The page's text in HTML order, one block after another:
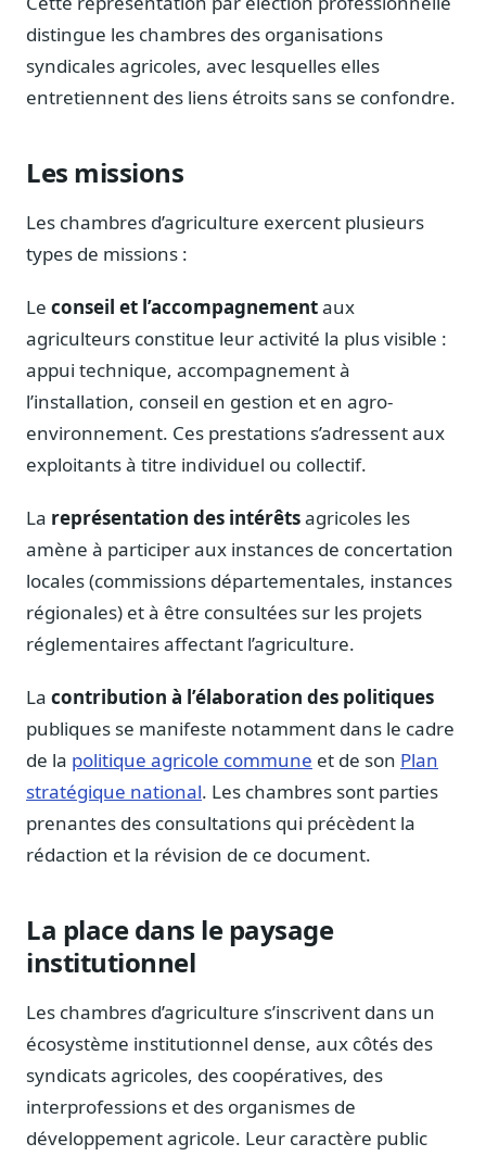
Six cas pour gagner du temps
Conseil (Advisory)
Consultants seniors, plateforme Legiwatch incluse
17 guides sur le Parlement, la procédure, le plaidoyer
Blog & Podcast Hémicycle
Lexique parlementaire
1027 termes expliqués
Glossaire affaires publiques
Lexique par thème métier
Sources couvertes
23 flux indexés
Nouveautés produit
Ils utilisent Legiwatch
Public Sénat, ONG, cabinets
Qui sommes-nous
Charte IA
Fiabilité, souveraineté, sobriété
Sécurité
Hébergement européen, RGPD
Presse
Kit média, contacts
distingue les chambres des organisations
syndicales agricoles, avec lesquelles elles
entretiennent des liens étroits sans se confondre.
Les missions
Les chambres d’agriculture exercent plusieurs
types de missions :
Le conseil et l’accompagnementaux
agriculteurs constitue leur activité la plus visible :
appui technique, accompagnement à
l’installation, conseil en gestion et en agro-
environnement. Ces prestations s’adressent aux
exploitants à titre individuel ou collectif.
La représentation des intérêtsagricoles les
amène à participer aux instances de concertation
locales (commissions départementales, instances
régionales) et à être consultées sur les projets
réglementaires affectant l’agriculture.
La contribution à l’élaboration des politiques
publiques se manifeste notamment dans le cadre
de la politique agricole commune et de son Plan
stratégique national. Les chambres sont parties
prenantes des consultations qui précèdent la
rédaction et la révision de ce document.
La place dans le paysage
institutionnel
Les chambres d’agriculture s’inscrivent dans un
écosystème institutionnel dense, aux côtés des
syndicats agricoles, des coopératives, des
interprofessions et des organismes de
développement agricole. Leur caractère public